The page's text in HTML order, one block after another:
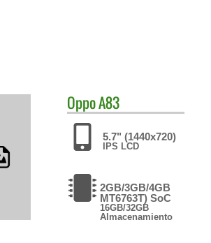
OppoA83
5.7" (1440x720)
IPS LCD
2GB/3GB/4GB
MT6763T) SoC
16GB/32GB
Almacenamiento